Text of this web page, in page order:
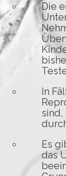
Die
In
Es
das